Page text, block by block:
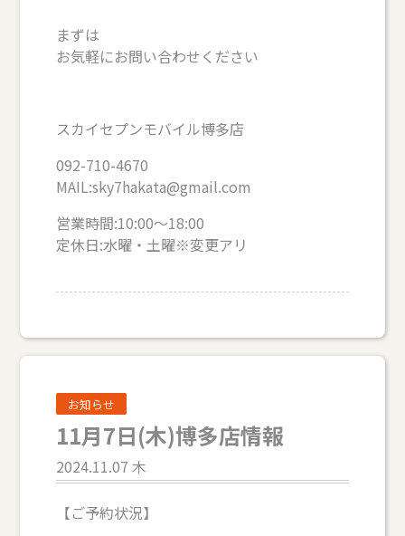
まずは
お気軽にお問い合わせください
スカイセプンモバイル博多店
092-710-4670
MAIL:sky7hakata@gmail.com
営業時間:10:00～18:00
定休日:水曜・土曜※変更アリ
お知らせ
11月7日(木)博多店情報
2024.11.07 木
【ご予約状況】